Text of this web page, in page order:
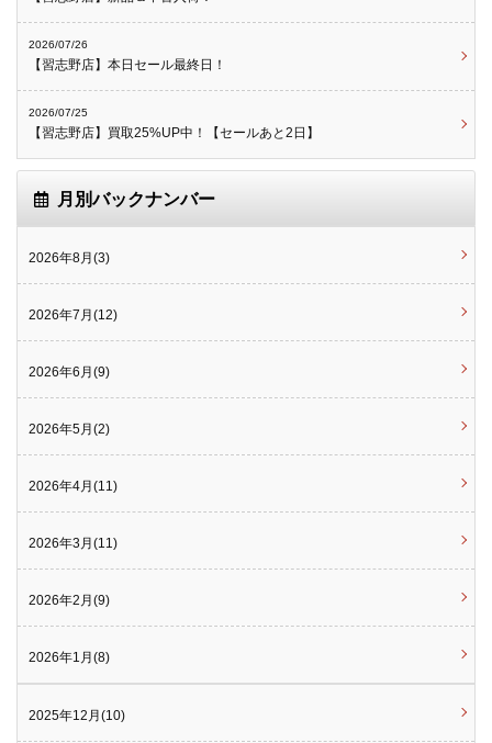
2026/07/26
【習志野店】本日セール最終日！
2026/07/25
【習志野店】買取25%UP中！【セールあと2日】
月別バックナンバー
2026年8月(3)
2026年7月(12)
2026年6月(9)
2026年5月(2)
2026年4月(11)
2026年3月(11)
2026年2月(9)
2026年1月(8)
2025年12月(10)